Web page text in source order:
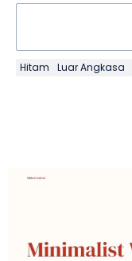
Hitam Luar Angkasa